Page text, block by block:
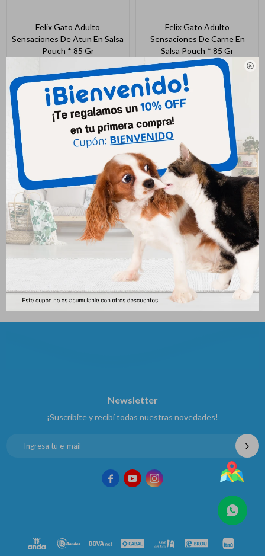

Felix Gato Adulto
Sensaciones De Atun En Salsa
Pouch * 85 Gr
Felix Gato Adulto
Sensaciones De Carne En
Salsa Pouch * 85 Gr
$50
Felix Gato Adulto
Salsa Pouch * 85 Gr
Felix Gatito Sensaciones
Pescado Salsa Pouch * 85 Gr
50
Newsletter
¡Suscribite y recibí todas nuestras novedades!
  